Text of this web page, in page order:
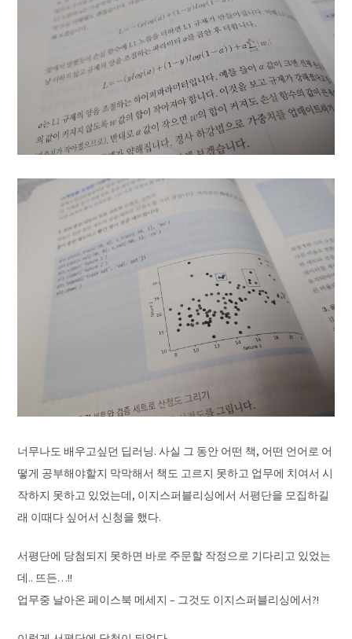
너무나도 배우고싶던 딥러닝. 사실 그 동안 어떤 책, 어떤 언어로 어
떻게 공부해야할지 막막해서 책도 고르지 못하고 업무에 치여서 시
작하지 못하고 있었는데, 이지스퍼블리싱에서 서평단을 모집하길
래 이때다 싶어서 신청을 했다.
서평단에 당첨되지 못하면 바로 주문할 작정으로 기다리고 있었는
데.. 뜨든…!!
업무중 날아온 페이스북 메세지 – 그것도 이지스퍼블리싱에서?!